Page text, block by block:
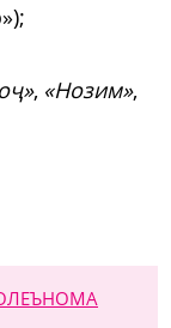
ҷ», «Нозим»,